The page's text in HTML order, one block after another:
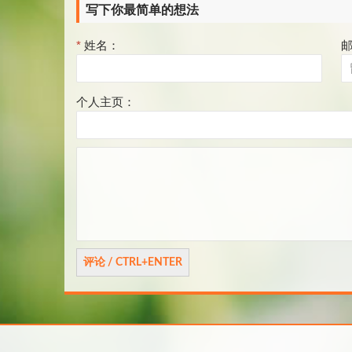
写下你最简单的想法
* 姓名：
个人主页：